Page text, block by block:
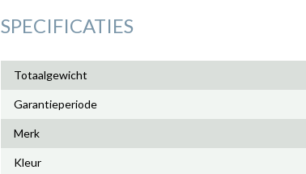
SPECIFICATIES
Totaalgewicht
Garantieperiode
Merk
Kleur